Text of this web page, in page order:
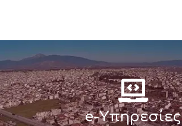
e-Υπηρεσίες